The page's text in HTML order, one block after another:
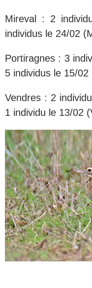
Mireval : 2
individus le 24/02
Portiragnes : 3
5 individus le 15/
Vendres : 2
1 individu le 13/02